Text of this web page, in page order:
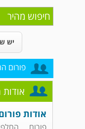
חיפוש מהיר
יש
פורום
אודות
אודות